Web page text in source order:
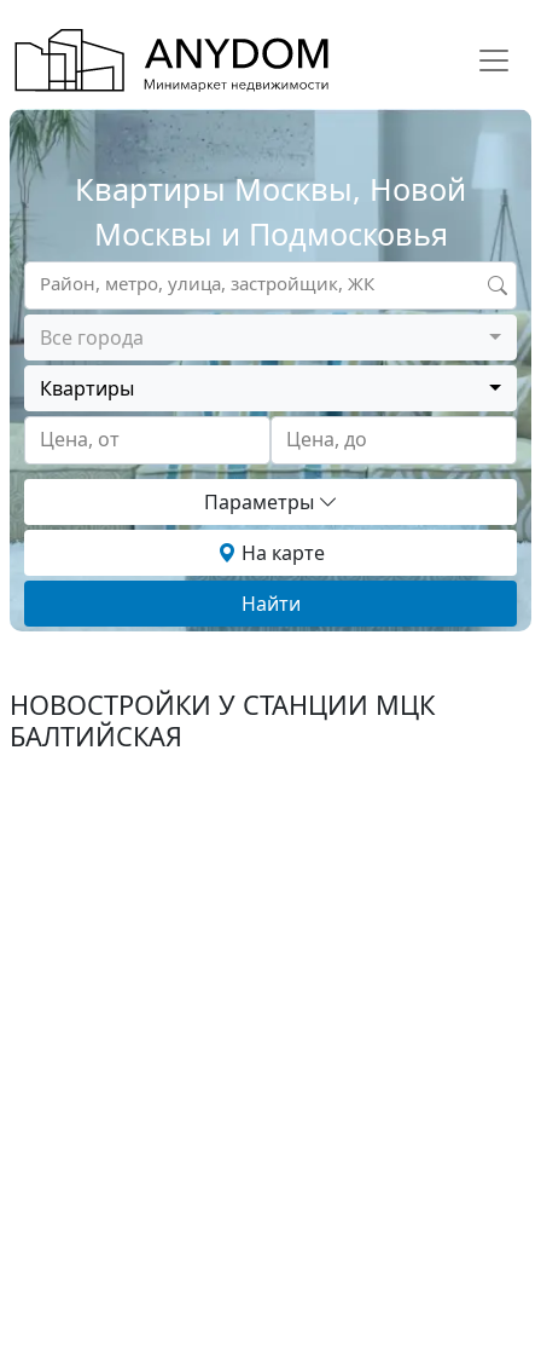
Квартиры Москвы, Новой
Москвы и Подмосковья
Все города
Квартиры
Цена, от
Цена, до
Район, метро, улица, застройщик, ЖК
Параметры
На карте
Найти
НОВОСТРОЙКИ У СТАНЦИИ МЦК
БАЛТИЙСКАЯ